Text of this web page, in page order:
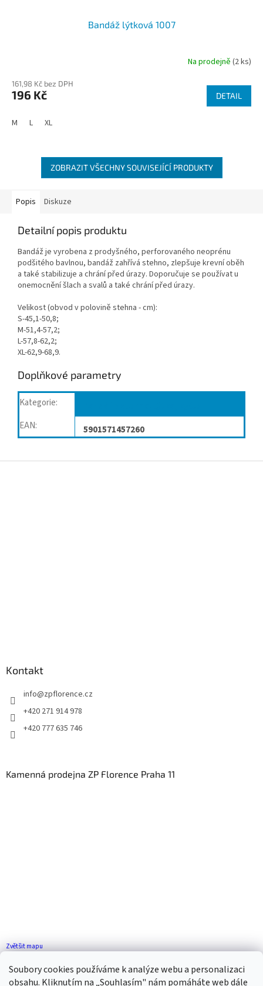
Soubory cookies používáme k analýze webu a personalizaci
obsahu. Kliknutím na „Souhlasím" nám pomáháte web dále
Bandáž lýtková 1007
Na prodejně (2 ks)
161,98 Kč bez DPH
196 Kč DETAIL
M L XL
ZOBRAZIT VŠECHNY SOUVISEJÍCÍ PRODUKTY
Popis Diskuze
Detailní popis produktu
Bandáž je vyrobena z prodyšného, perforovaného neoprénu
podšitého bavlnou, bandáž zahřívá stehno, zlepšuje krevní oběh
a také stabilizuje a chrání před úrazy. Doporučuje se používat u
onemocnění šlach a svalů a také chrání před úrazy.
Velikost (obvod v polovině stehna - cm):
S-45,1-50,8;
M-51,4-57,2;
L-57,8-62,2;
XL-62,9-68,9.
Doplňkové parametry
Kategorie:
EAN: 5901571457260
Kontakt
info@zpflorence.cz
+420 271 914 978
+420 777 635 746
Kamenná prodejna ZP Florence Praha 11
Zvětšit mapu